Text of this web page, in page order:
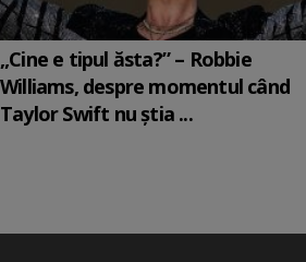
„Cine e tipul ăsta?” – Robbie
Williams, despre momentul când
Taylor Swift nu știa ...